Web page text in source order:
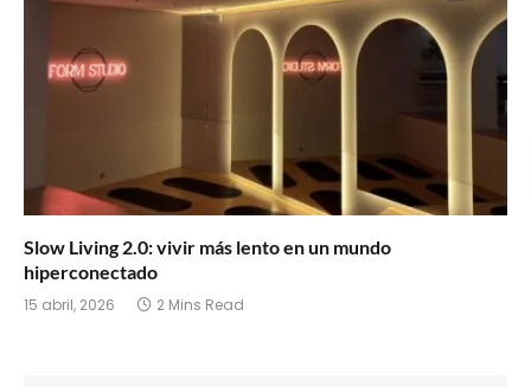
Slow Living 2.0: vivir más lento en un mundo
hiperconectado
15 abril, 2026 2 Mins Read